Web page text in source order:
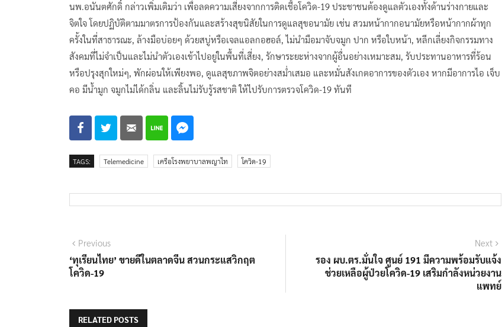
นพ.อนันตศักดิ์ กล่าวเพิ่มเติมว่า เพื่อลดความเสี่ยงจากการติดเชื้อโควิด-19 ประชาชนต้องดูแลตัวเองทั้งด้านร่างกายและ
จิตใจ โดยปฏิบัติตามมาตรการป้องกันและสร้างสุขนิสัยในการดูแลสุขอนามัย เช่น สวมหน้ากากอนามัยหรือหน้ากากผ้าทุก
ครั้งในที่สาธารณะ, ล้างมือบ่อยๆ ด้วยสบู่หรือเจลแอลกอฮอล์, ไม่นำมือมาจับจมูก ปาก หรือใบหน้า, หลีกเลี่ยงกิจกรรมทาง
สังคมที่ไม่จำเป็นและไม่นำตัวเองเข้าไปอยู่ในพื้นที่เสี่ยง, รักษาระยะห่างจากผู้อื่นอย่างเหมาะสม, รับประทานอาหารที่ร้อน
หรือปรุงสุกใหม่ๆ, พักผ่อนให้เพียงพอ, ดูแลสุขภาพจิตอย่างสม่ำเสมอ และหมั่นสังเกตอาการของตัวเอง หากมีอาการไอ เจ็บ
คอ มีน้ำมูก จมูกไม่ได้กลิ่น และลิ้นไม่รับรู้รสชาติ ให้ไปรับการตรวจโควิด-19 ทันที
TAGS: Telemedicine เครือโรงพยาบาลพญาไท โควิด-19
แนะแนว
เรื่อง
PreviousPrevious
post:
‘ทุเรียนไทย’ ขายดีในตลาดจีน สวนกระแสวิกฤต
โควิด-19
Next
รอง ผบ.ตร.มั่นใจ ศูนย์ 191 มีความพร้อมรับแจ้ง
ช่วยเหลือผู้ป่วยโควิด-19 เสริมกำลังหน่วยงาน
แพทย์
RELATED POSTS